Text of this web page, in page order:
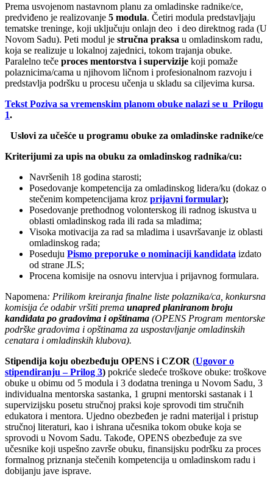
Prema usvojenom nastavnom planu za omladinske radnike/ce,
predviđeno je realizovanje 5 modula. Četiri modula predstavljaju
tematske treninge, koji uključuju onlajn deo i deo direktnog rada (U
Novom Sadu). Peti modul je stručna praksa u omladinskom radu,
koja se realizuje u lokalnoj zajednici, tokom trajanja obuke.
Paralelno teče proces mentorstva i supervizije koji pomaže
polaznicima/cama u njihovom ličnom i profesionalnom razvoju i
predstavlja podršku u procesu učenja u skladu sa ciljevima kursa.
Tekst Poziva sa vremenskim planom obuke nalazi se u Prilogu
1.
Uslovi za učešće u programu obuke za omladinske radnike/ce
Kriterijumi za upis na obuku za omladinskog radnika/cu:
Navršenih 18 godina starosti;
Posedovanje kompetencija za omladinskog lidera/ku (dokaz o
stečenim kompetencijama kroz prijavni formular);
Posedovanje prethodnog volonterskog ili radnog iskustva u
oblasti omladinskog rada ili rada sa mladima;
Visoka motivacija za rad sa mladima i usavršavanje iz oblasti
omladinskog rada;
Poseduju Pismo preporuke o nominaciji kandidata izdato
od strane JLS;
Procena komisije na osnovu intervjua i prijavnog formulara.
Napomena: Prilikom kreiranja finalne liste polaznika/ca, konkursna
komisija će odabir vršiti prema unapred planiranom broju
kandidata po gradovima i opštinama (OPENS Program mentorske
podrške gradovima i opštinama za uspostavljanje omladinskih
cenatara i omladinskih klubova).
Stipendija koju obezbeđuju OPENS i CZOR (Ugovor o
stipendiranju – Prilog 3) pokriće sledeće troškove obuke: troškove
obuke u obimu od 5 modula i 3 dodatna treninga u Novom Sadu, 3
individualna mentorska sastanka, 1 grupni mentorski sastanak i 1
supervizijsku posetu stručnoj praksi koje sprovodi tim stručnih
edukatora i mentora. Ujedno obezbeđen je radni materijal i pristup
stručnoj literaturi, kao i ishrana učesnika tokom obuke koja se
sprovodi u Novom Sadu. Takođe, OPENS obezbeđuje za sve
učesnike koji uspešno završe obuku, finansijsku podršku za proces
formalnog priznanja stečenih kompetencija u omladinskom radu i
dobijanju jave isprave.